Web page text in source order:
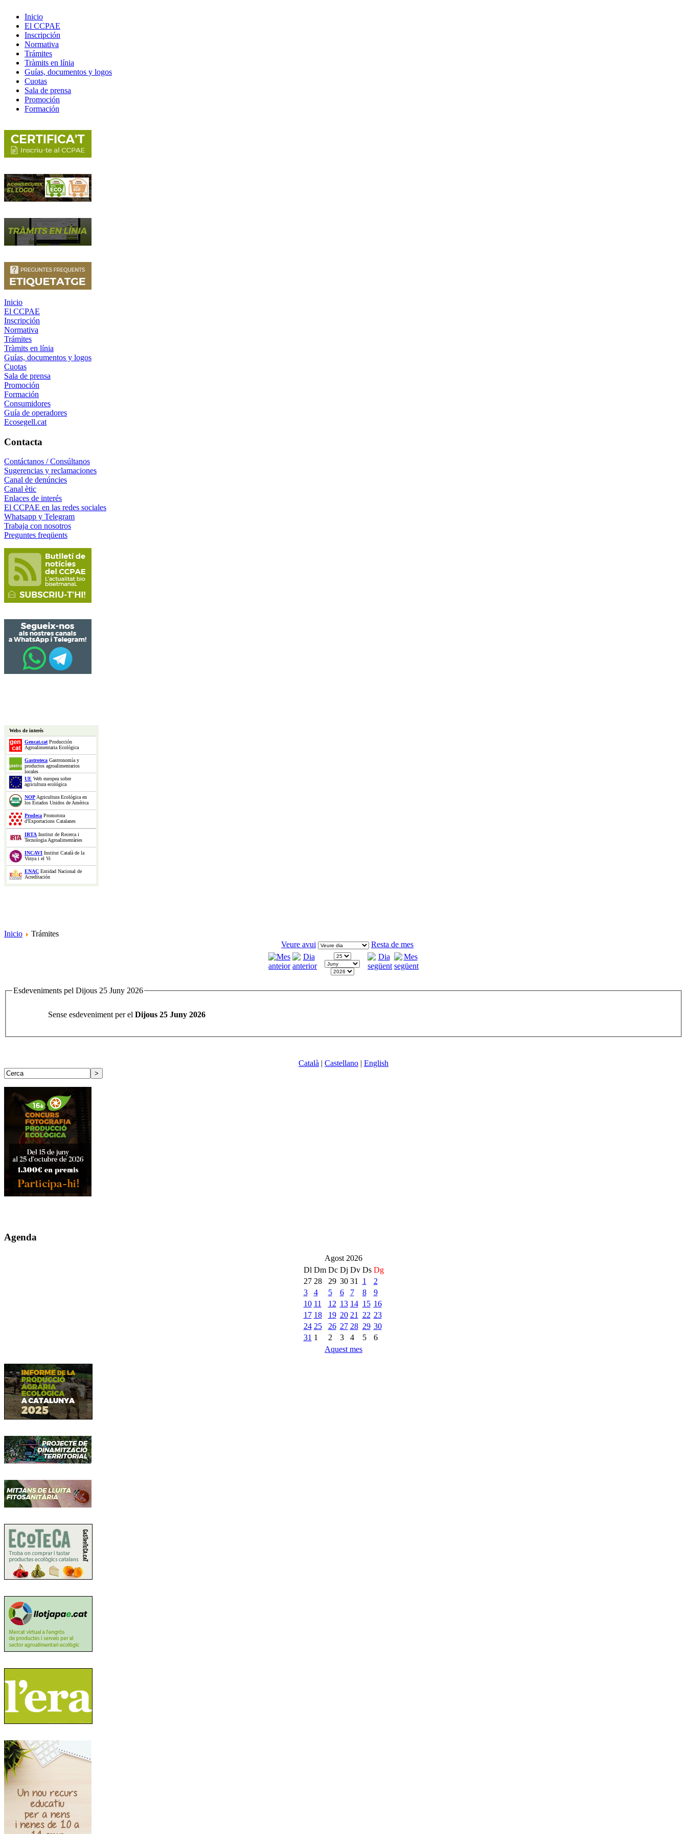
Inicio
El CCPAE
Inscripción
Normativa
Trámites
Tràmits en línia
Guías, documentos y logos
Cuotas
Sala de prensa
Promoción
Formación
Inicio
El CCPAE
Inscripción
Normativa
Trámites
Tràmits en línia
Guías, documentos y logos
Cuotas
Sala de prensa
Promoción
Formación
Consumidores
Guía de operadores
Ecosegell.cat
Contacta
Contáctanos / Consúltanos
Sugerencias y reclamaciones
Canal de denúncies
Canal ètic
Enlaces de interés
El CCPAE en las redes sociales
Whatsapp y Telegram
Trabaja con nosotros
Preguntes freqüents
Webs de interés
Gencat.catProducción
Agroalimentaria Ecológica
Gastroteca Gastronomía y
productos agroalimentarios
locales
UE Web europea sobre
agricultura ecológica
NOPAgricultura Ecológica en
los Estados Unidos de América
Prodeca Promotora
d'Exportacions Catalanes
IRTA Institut de Recerca i
Tecnologia Agroalimentàries
INCAVI Institut Català de la
Vinya i el Vi
ENAC Entidad Nacional de
Acreditación
Inicio
Trámites
Veure avui
Resta de mes
Esdeveniments pel Dijous 25 Juny 2026
Sense esdeveniment per el Dijous 25 Juny 2026
Català | Castellano | English
Agenda
Agost 2026
Dl Dm Dc Dj Dv Ds Dg
27 28 29 30 31 1
2
3
4 5 6 7 8
9
10 11 12 13 14 15 16
17 18 19 20 21 22 23
24 25 26 27 28 29 30
31 1 2 3 4 5
6
Aquest mes